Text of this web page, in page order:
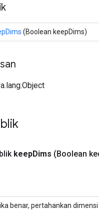
(Boolean keepDims)
keepDims (Boolean
benar, pertahankan